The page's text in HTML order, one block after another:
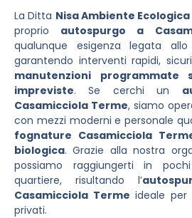
La Ditta Nisa Ambiente Ecologica
proprio autospurgo a
qualunque esigenza legata allo
garantendo interventi rapidi,
manutenzioni programmate
impreviste. Se cerchi un
Casamicciola Terme, siamo
con mezzi moderni e personale
fognature Casamicciola
biologica. Grazie alla nostra
possiamo raggiungerti in
quartiere, risultando l’
Casamicciola Terme ideale per
privati.